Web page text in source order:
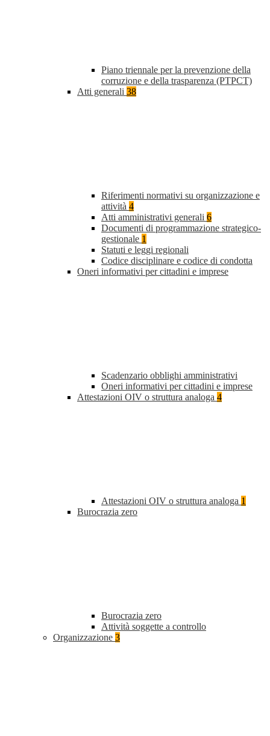
Piano triennale per la prevenzione della
corruzione e della trasparenza (PTPCT)
Atti generali 38
Riferimenti normativi su organizzazione e
attività 4
Atti amministrativi generali 6
Documenti di programmazione strategico-
gestionale 1
Statuti e leggi regionali
Codice disciplinare e codice di condotta
Oneri informativi per cittadini e imprese
Scadenzario obblighi amministrativi
Oneri informativi per cittadini e imprese
Attestazioni OIV o struttura analoga 4
Attestazioni OIV o struttura analoga 1
Burocrazia zero
Burocrazia zero
Attività soggette a controllo
Organizzazione 3